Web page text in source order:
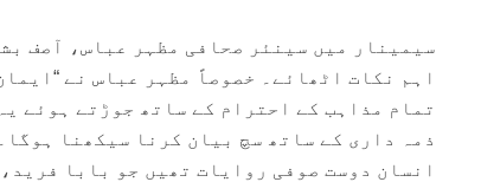
سیمینار میں سینئر صحافی مظہر عباس، آصف
اہم نکات اٹھائے۔ خصوصاً مظہر عباس نے
تمام مذاہب کے احترام کے ساتھ جوڑتے ہوئے
ذمہ داری کے ساتھ سچ بیان کرنا سیکھنا
انسان دوست صوفی روایات تھیں جو بابا